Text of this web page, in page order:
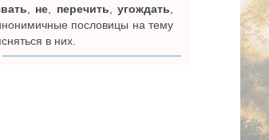
не перечить угождать
пословицы на тему
в них.